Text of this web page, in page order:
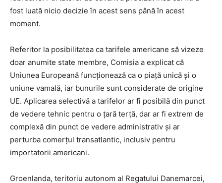
fost luată nicio decizie în acest sens până în acest
moment.
Referitor la posibilitatea ca tarifele americane să vizeze
doar anumite state membre, Comisia a explicat că
Uniunea Europeană funcționează ca o piață unică și o
uniune vamală, iar bunurile sunt considerate de origine
UE. Aplicarea selectivă a tarifelor ar fi posibilă din punct
de vedere tehnic pentru o țară terță, dar ar fi extrem de
complexă din punct de vedere administrativ și ar
perturba comerțul transatlantic, inclusiv pentru
importatorii americani.
Groenlanda, teritoriu autonom al Regatului Danemarcei,